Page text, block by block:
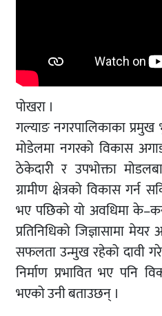
पोखरा ।
गल्याङ नगरपालिकाका
मोडेलमा नगरको विकास
ठेकेदारी र उपभोक्ता
ग्रामीण क्षेत्रको विकास गर्न
भए पछिको यो अवधिमा
प्रतिनिधिको जिज्ञासामा
सफलता उन्मुख रहेको दावी
निर्माण प्रभावित भए
भएको उनी बताउछन् ।